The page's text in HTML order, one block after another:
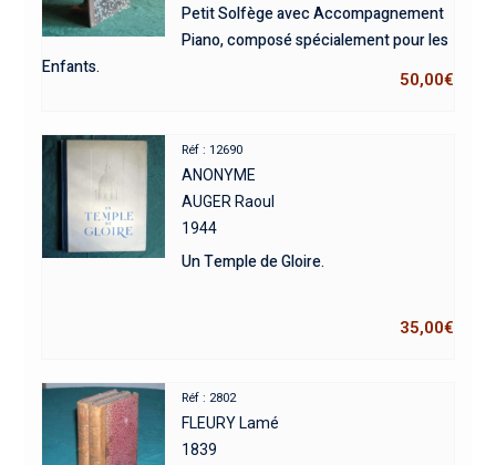
Petit Solfège avec Accompagnement
Piano, composé spécialement pour les
Enfants.
50,00€
Réf : 12690
ANONYME
AUGER Raoul
1944
Un Temple de Gloire.
35,00€
Réf : 2802
FLEURY Lamé
1839